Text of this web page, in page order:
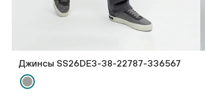
Джинсы SS26DE3-38-22787-336567